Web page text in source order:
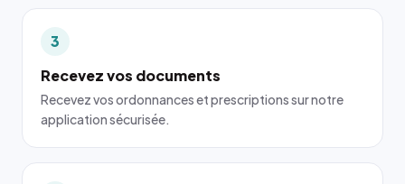
3
Recevez vos documents
Recevez vos ordonnances et prescriptions sur notre
application sécurisée.